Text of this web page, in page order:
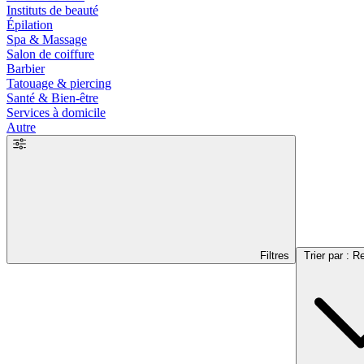
Instituts de beauté
Épilation
Spa & Massage
Salon de coiffure
Barbier
Tatouage & piercing
Santé & Bien-être
Services à domicile
Autre
Filtres